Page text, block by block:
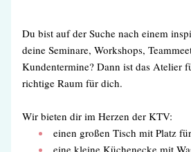
Du bist auf der Suche nach einem
deine Seminare, Workshops,
Kundentermine? Dann ist das Atelier
richtige Raum für dich.
Wir bieten dir im Herzen der KTV:
einen großen Tisch mit Platz
eine kleine Küchenecke mit